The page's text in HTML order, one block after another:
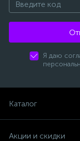
Я даю
Каталог
Акции и скидки